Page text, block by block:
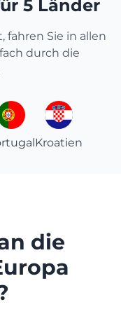
5 Länder
fahren Sie in allen
durch die
Kroatien
die